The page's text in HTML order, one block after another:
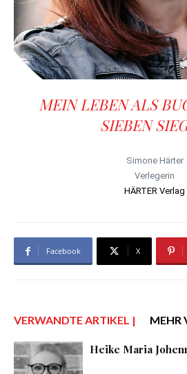
MEIN LEBEN ALS
SIEBEN
Simone Härter
Verlegerin
HÄRTER Verlag
Facebook X
VERWANDTE ARTIKEL | MEHR
Heike Maria